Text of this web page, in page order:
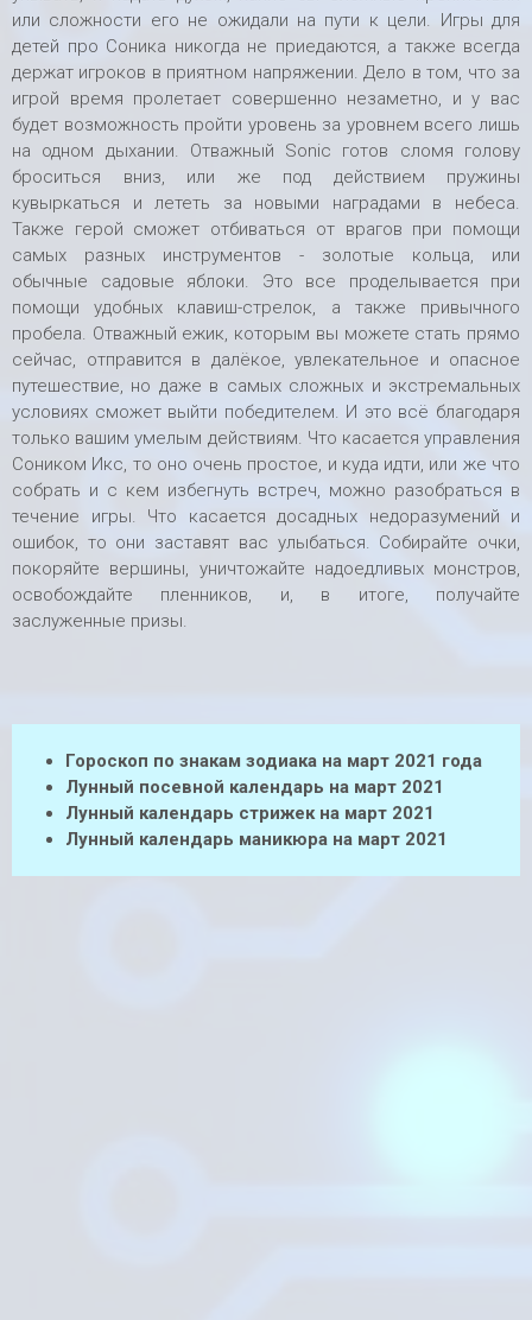
или сложности его не ожидали на пути к цели. Игры для
детей про Соника никогда не приедаются, а также всегда
держат игроков в приятном напряжении. Дело в том, что за
игрой время пролетает совершенно незаметно, и у вас
будет возможность пройти уровень за уровнем всего лишь
на одном дыхании. Отважный Sonic готов сломя голову
броситься вниз, или же под действием пружины
кувыркаться и лететь за новыми наградами в небеса.
Также герой сможет отбиваться от врагов при помощи
самых разных инструментов - золотые кольца, или
обычные садовые яблоки. Это все проделывается при
помощи удобных клавиш-стрелок, а также привычного
пробела. Отважный ежик, которым вы можете стать прямо
сейчас, отправится в далёкое, увлекательное и опасное
путешествие, но даже в самых сложных и экстремальных
условиях сможет выйти победителем. И это всё благодаря
только вашим умелым действиям. Что касается управления
Соником Икс, то оно очень простое, и куда идти, или же что
собрать и с кем избегнуть встреч, можно разобраться в
течение игры. Что касается досадных недоразумений и
ошибок, то они заставят вас улыбаться. Собирайте очки,
покоряйте вершины, уничтожайте надоедливых монстров,
освобождайте пленников, и, в итоге, получайте
заслуженные призы.
Гороскоп по знакам зодиака на март 2021 года
Лунный посевной календарь на март 2021
Лунный календарь стрижек на март 2021
Лунный календарь маникюра на март 2021